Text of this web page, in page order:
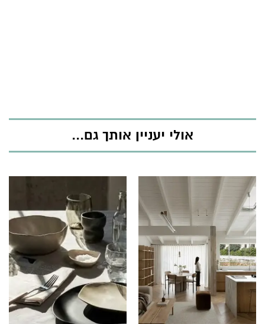
אולי יעניין אותך גם...